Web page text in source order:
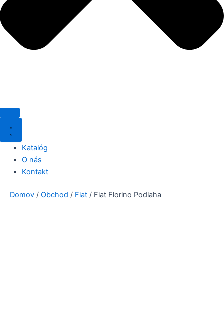
Katalóg
O nás
Kontakt
Domov / Obchod / Fiat / Fiat Florino Podlaha